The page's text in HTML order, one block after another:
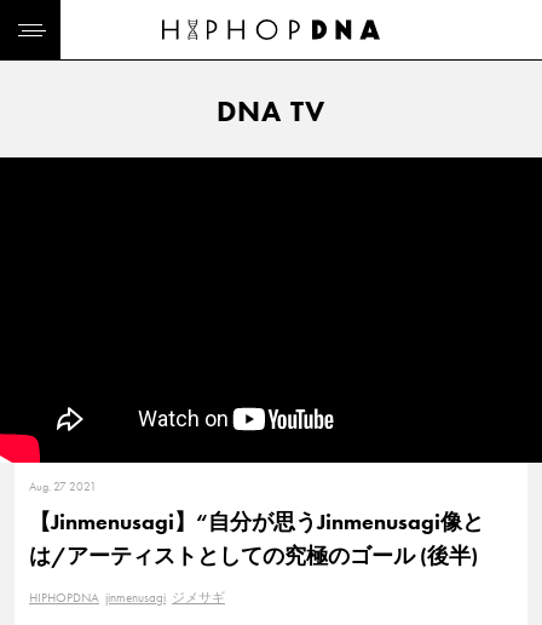
DNA TV
Aug. 27 2021
【Jinmenusagi】“自分が思うJinmenusagi像と
は/アーティストとしての究極のゴール (後半)
HIPHOPDNA jinmenusagi ジメサギ